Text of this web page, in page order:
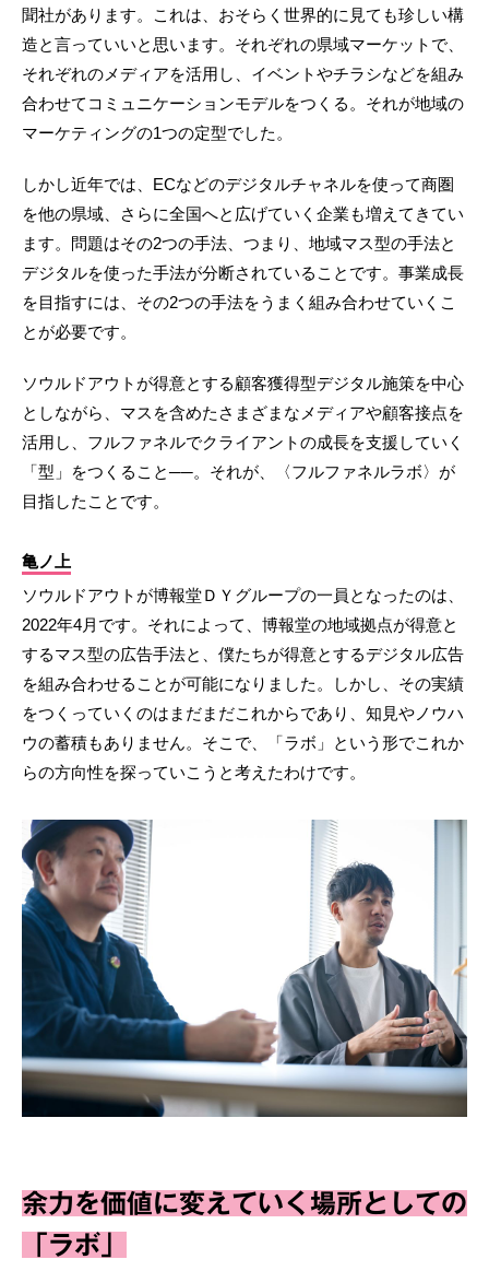
聞社があります。これは、おそらく世界的に見ても珍しい構
造と言っていいと思います。それぞれの県域マーケットで、
それぞれのメディアを活用し、イベントやチラシなどを組み
合わせてコミュニケーションモデルをつくる。それが地域の
マーケティングの1つの定型でした。
しかし近年では、ECなどのデジタルチャネルを使って商圏
を他の県域、さらに全国へと広げていく企業も増えてきてい
ます。問題はその2つの手法、つまり、地域マス型の手法と
デジタルを使った手法が分断されていることです。事業成長
を目指すには、その2つの手法をうまく組み合わせていくこ
とが必要です。
ソウルドアウトが得意とする顧客獲得型デジタル施策を中心
としながら、マスを含めたさまざまなメディアや顧客接点を
活用し、フルファネルでクライアントの成長を支援していく
「型」をつくること──。それが、〈フルファネルラボ〉が
目指したことです。
亀ノ上
ソウルドアウトが博報堂ＤＹグループの一員となったのは、
2022年4月です。それによって、博報堂の地域拠点が得意と
するマス型の広告手法と、僕たちが得意とするデジタル広告
を組み合わせることが可能になりました。しかし、その実績
をつくっていくのはまだまだこれからであり、知見やノウハ
ウの蓄積もありません。そこで、「ラボ」という形でこれか
らの方向性を探っていこうと考えたわけです。
余力を価値に変えていく場所としての
「ラボ」